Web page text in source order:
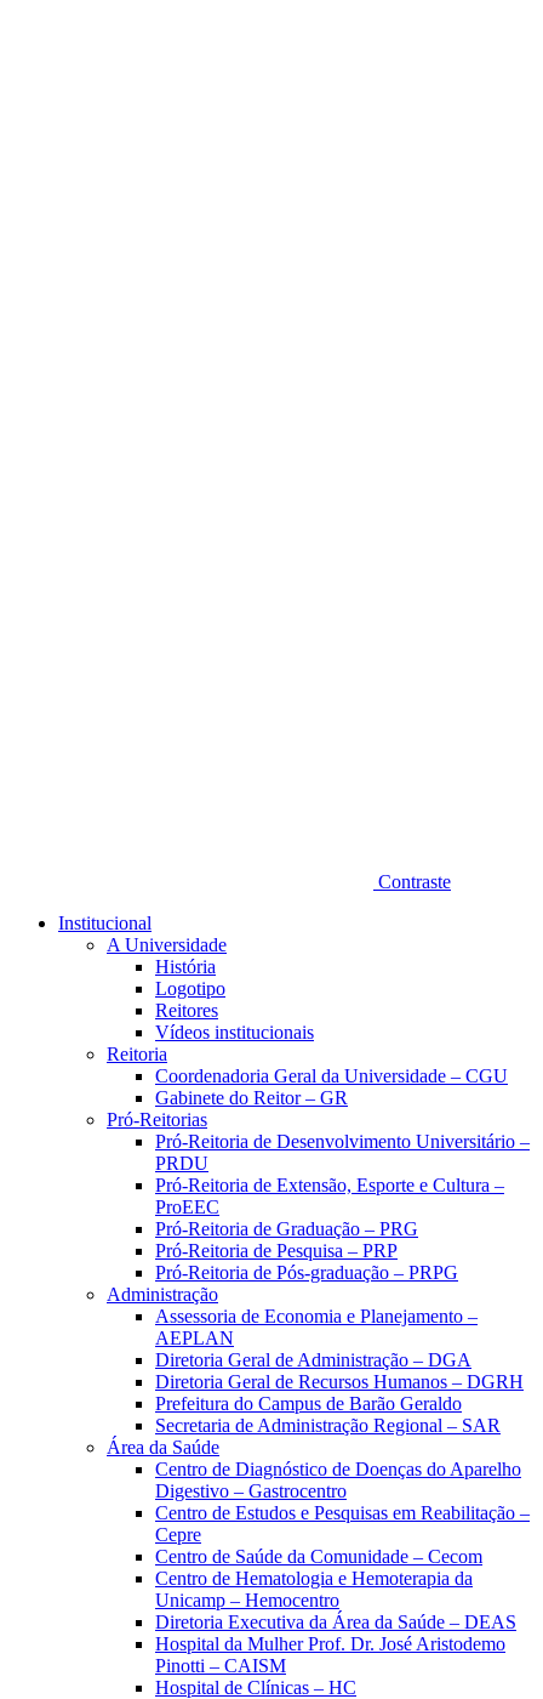
Contraste
Institucional
A Universidade
História
Logotipo
Reitores
Vídeos institucionais
Reitoria
Coordenadoria Geral da Universidade – CGU
Gabinete do Reitor – GR
Pró-Reitorias
Pró-Reitoria de Desenvolvimento Universitário –
PRDU
Pró-Reitoria de Extensão, Esporte e Cultura –
ProEEC
Pró-Reitoria de Graduação – PRG
Pró-Reitoria de Pesquisa – PRP
Pró-Reitoria de Pós-graduação – PRPG
Administração
Assessoria de Economia e Planejamento –
AEPLAN
Diretoria Geral de Administração – DGA
Diretoria Geral de Recursos Humanos – DGRH
Prefeitura do Campus de Barão Geraldo
Secretaria de Administração Regional – SAR
Área da Saúde
Centro de Diagnóstico de Doenças do Aparelho
Digestivo – Gastrocentro
Centro de Estudos e Pesquisas em Reabilitação –
Cepre
Centro de Saúde da Comunidade – Cecom
Centro de Hematologia e Hemoterapia da
Unicamp – Hemocentro
Diretoria Executiva da Área da Saúde – DEAS
Hospital da Mulher Prof. Dr. José Aristodemo
Pinotti – CAISM
Hospital de Clínicas – HC